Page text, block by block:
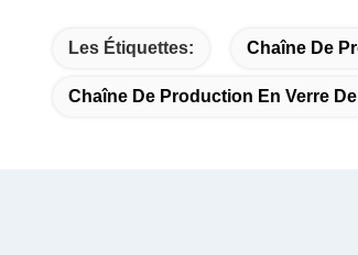
Les Étiquettes: Chaîne De
Chaîne De Production En Verre